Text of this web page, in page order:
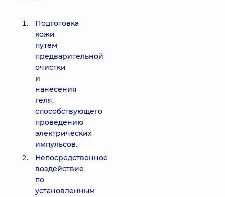
Подготовка
кожи
путем
предварительной
очистки
и
нанесения
геля,
способствующего
проведению
электрических
импульсов.
Непосредственное
воздействие
по
установленным